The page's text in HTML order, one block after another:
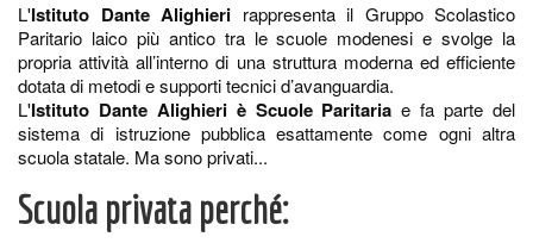
L'Istituto Dante Alighieri rappresenta il Gruppo Scolastico
Paritario laico più antico tra le scuole modenesi e svolge la
propria attività all’interno di una struttura moderna ed efficiente
dotata di metodi e supporti tecnici d’avanguardia.
L'Istituto Dante Alighieri è Scuole Paritaria e fa parte del
sistema di istruzione pubblica esattamente come ogni altra
scuola statale. Ma sono privati...
Scuola privata perché: